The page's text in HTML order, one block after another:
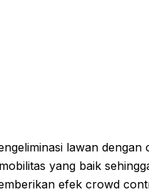
lawan
yang baik
efek crowd